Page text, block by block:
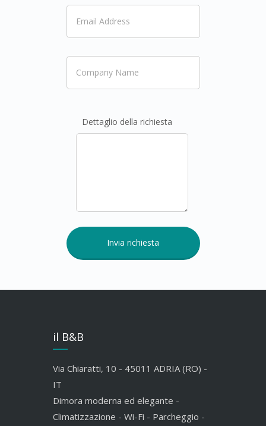
Dettaglio della richiesta
il B&B
Via Chiaratti, 10 - 45011 ADRIA (RO) -
IT
Dimora moderna ed elegante -
Climatizzazione - Wi-Fi - Parcheggio -